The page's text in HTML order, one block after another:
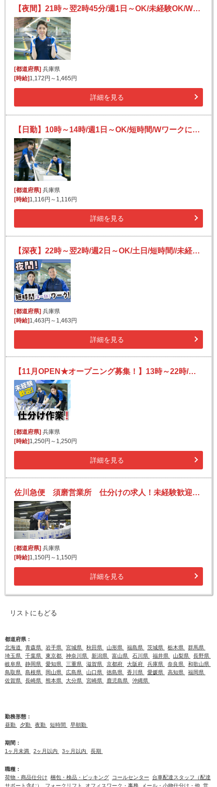
【夜間】21時～翌2時45分/週1日～OK/未経験OK/Wワークにも/宅配便の仕分け
[都道府県] 兵庫県
[時給] 1,172円～1,465円
詳細を見る
【日勤】10時～14時/週1日～OK/短時間/Wワークにも/未経験OK/宅配便の仕分け
[都道府県]兵庫県
[時給]1,116円～1,116円
詳細を見る
【深夜】22時～翌2時/週2日～OK/土日/短時間//未経験OK/かんたん宅配便の仕分け
[都道府県]兵庫県
[時給]1,463円～1,463円
詳細を見る
【11月OPEN★オープニング募集！】13時～22時/週1日～OK♪/未経験OK◎/新設倉庫！/髪色髪型自由♪
[都道府県] 兵庫県
[時給] 1,250円～1,250円
詳細を見る
佐川急便 須磨営業所 仕分けの求人！未経験歓迎！先輩たちがサポートします♪
[都道府県] 兵庫県
[時給] 1,150円～1,150円
詳細を見る
リストにもどる
都道府県：
北海道
青森県 岩手県 宮城県 秋田県 山形県 福島県 茨城県 栃木県
群馬県
埼玉県
千葉県 東京都 神奈川県 新潟県 富山県 石川県 福井県 山梨県
長野県
岐阜県
静岡県 愛知県 三重県 滋賀県 京都府 大阪府 兵庫県 奈良県
和歌山県
鳥取県
島根県 岡山県 広島県 山口県 徳島県 香川県 愛媛県 高知県
福岡県
佐賀県
長崎県 熊本県 大分県 宮崎県 鹿児島県 沖縄県
勤務形態：
昼勤
夕勤 夜勤 短時間 早朝勤
期間：
1ヶ月未満
2ヶ月以内 3ヶ月以内 長期
職種：
荷物・商品仕分け 梱包・検品・ピッキング コールセンター
台車配達スタッフ（配達
サポート含む）
フォークリフト オフィスワーク・事務 メール・小物仕分け・他 営